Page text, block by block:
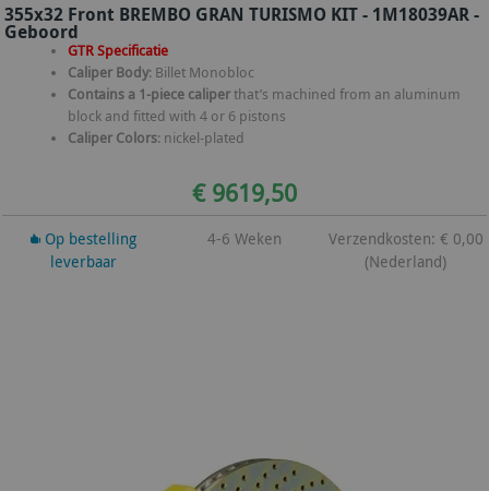
355x32 Front BREMBO GRAN TURISMO KIT - 1M18039AR -
Geboord
GTR Specificatie
Caliper Body: Billet Monobloc
Contains a 1-piece caliperthat’s machined from an aluminum
block and fitted with 4 or 6 pistons
Caliper Colors: nickel-plated
€ 9619,50
Op bestelling
leverbaar
4-6 Weken
Verzendkosten: € 0,00
(Nederland)